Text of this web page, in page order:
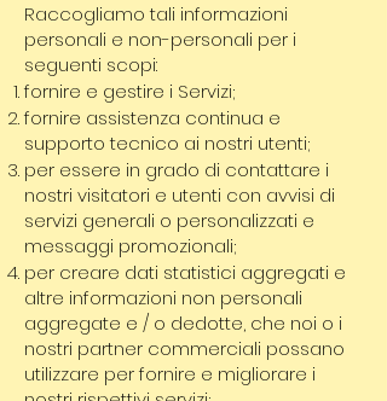
Raccogliamo tali informazioni
personali e non-personali per i
seguenti scopi:
fornire e gestire i Servizi;
fornire assistenza continua e
supporto tecnico ai nostri utenti;
per essere in grado di contattare i
nostri visitatori e utenti con avvisi di
servizi generali o personalizzati e
messaggi promozionali;
per creare dati statistici aggregati e
altre informazioni non personali
aggregate e / o dedotte, che noi o i
nostri partner commerciali possano
utilizzare per fornire e migliorare i